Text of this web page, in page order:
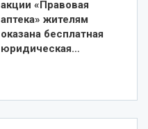
акции «Правовая
аптека» жителям
оказана бесплатная
юридическая…